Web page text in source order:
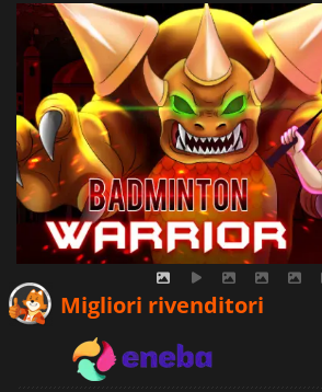
ACCEDI O REGISTRATI
Migliori rivenditori